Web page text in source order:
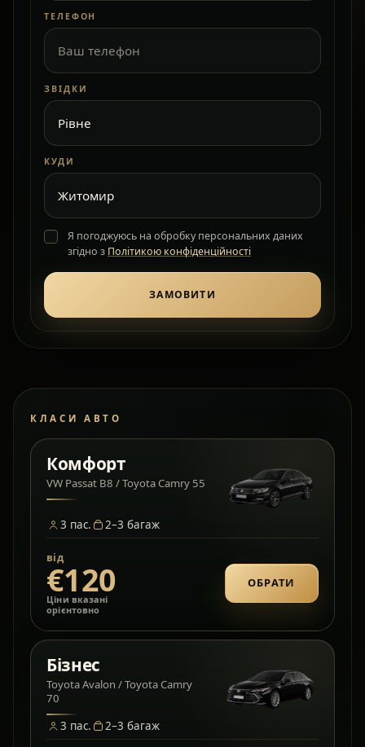
ТЕЛЕФОН
ЗВІДКИ
КУДИ
Я погоджуюсь на обробку персональних даних
згідно з Політикою конфіденційності
ЗАМОВИТИ
КЛАСИ АВТО
Комфорт
VW Passat B8 / Toyota Camry 55
3 пас. 2–3 багаж
від
€120
Ціни вказані
орієнтовно
ОБРАТИ
Бізнес
Toyota Avalon / Toyota Camry
70
3 пас. 2–3 багаж